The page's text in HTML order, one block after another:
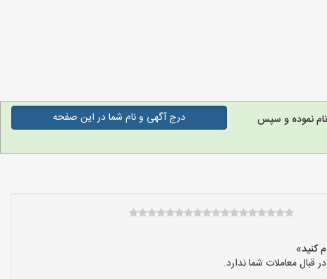
نموده و سپس
درج آگهی و نام شما در این صفحه
معاملات شما ندارد.